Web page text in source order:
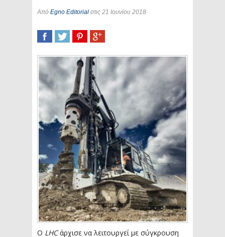
Από Egno Editorial στις 21 Ιουνίου 2018
Ο LHCάρχισε να λειτουργεί με σύγκρουση